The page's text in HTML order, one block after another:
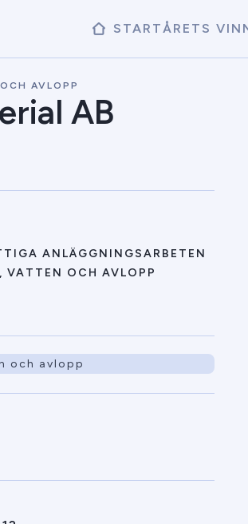
STARTÅRETS
AVLOPP
AB
ANLÄGGNINGSARBETEN
VATTEN OCH AVLOPP
och avlopp